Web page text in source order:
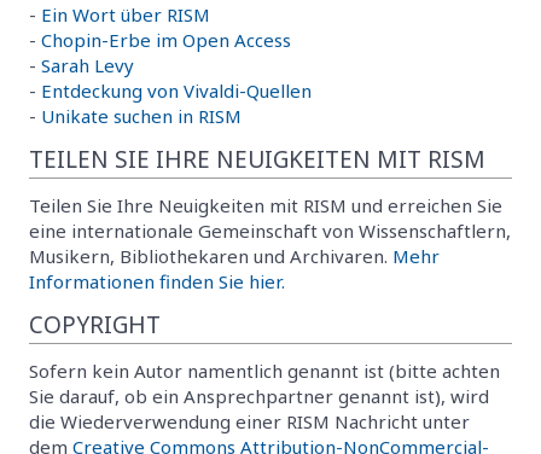
- Ein Wort über RISM
- Chopin-Erbe im Open Access
- Sarah Levy
- Entdeckung von Vivaldi-Quellen
- Unikate suchen in RISM
TEILEN SIE IHRE NEUIGKEITEN MIT RISM
Teilen Sie Ihre Neuigkeiten mit RISM und erreichen Sie
eine internationale Gemeinschaft von Wissenschaftlern,
Musikern, Bibliothekaren und Archivaren. Mehr
Informationen finden Sie hier.
COPYRIGHT
Sofern kein Autor namentlich genannt ist (bitte achten
Sie darauf, ob ein Ansprechpartner genannt ist), wird
die Wiederverwendung einer RISM Nachricht unter
dem Creative Commons Attribution-NonCommercial-